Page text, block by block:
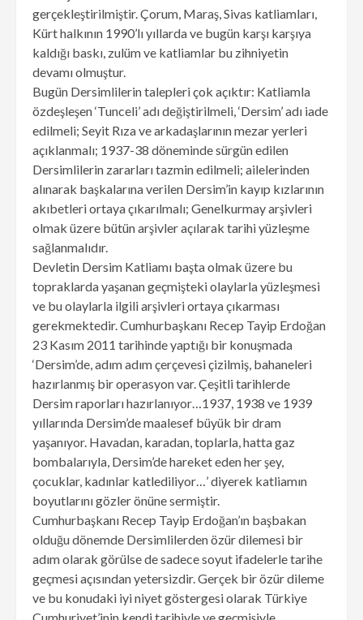
gerçekleştirilmiştir. Çorum, Maraş, Sivas katliamları,
Kürt halkının 1990’lı yıllarda ve bugün karşı karşıya
kaldığı baskı, zulüm ve katliamlar bu zihniyetin
devamı olmuştur.
Bugün Dersimlilerin talepleri çok açıktır: Katliamla
özdeşleşen ‘Tunceli’ adı değiştirilmeli, ‘Dersim’ adı iade
edilmeli; Seyit Rıza ve arkadaşlarının mezar yerleri
açıklanmalı; 1937-38 döneminde sürgün edilen
Dersimlilerin zararları tazmin edilmeli; ailelerinden
alınarak başkalarına verilen Dersim’in kayıp kızlarının
akıbetleri ortaya çıkarılmalı; Genelkurmay arşivleri
olmak üzere bütün arşivler açılarak tarihi yüzleşme
sağlanmalıdır.
Devletin Dersim Katliamı başta olmak üzere bu
topraklarda yaşanan geçmişteki olaylarla yüzleşmesi
ve bu olaylarla ilgili arşivleri ortaya çıkarması
gerekmektedir. Cumhurbaşkanı Recep Tayip Erdoğan
23 Kasım 2011 tarihinde yaptığı bir konuşmada
‘Dersim’de, adım adım çerçevesi çizilmiş, bahaneleri
hazırlanmış bir operasyon var. Çeşitli tarihlerde
Dersim raporları hazırlanıyor…1937, 1938 ve 1939
yıllarında Dersim’de maalesef büyük bir dram
yaşanıyor. Havadan, karadan, toplarla, hatta gaz
bombalarıyla, Dersim’de hareket eden her şey,
çocuklar, kadınlar katlediliyor…’ diyerek katliamın
boyutlarını gözler önüne sermiştir.
Cumhurbaşkanı Recep Tayip Erdoğan’ın başbakan
olduğu dönemde Dersimlilerden özür dilemesi bir
adım olarak görülse de sadece soyut ifadelerle tarihe
geçmesi açısından yetersizdir. Gerçek bir özür dileme
ve bu konudaki iyi niyet göstergesi olarak Türkiye